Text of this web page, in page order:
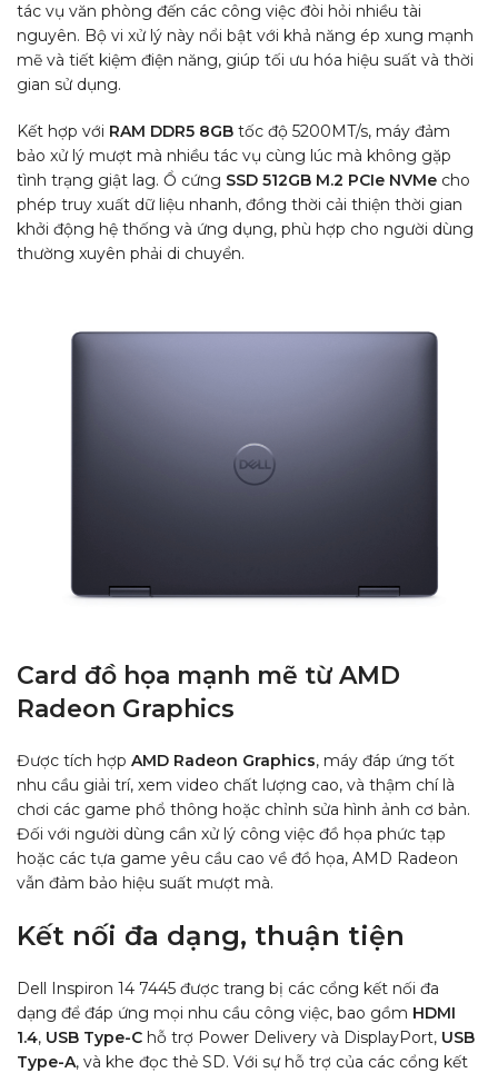
tác vụ văn phòng đến các công việc đòi hỏi nhiều tài
nguyên. Bộ vi xử lý này nổi bật với khả năng ép xung mạnh
mẽ và tiết kiệm điện năng, giúp tối ưu hóa hiệu suất và thời
gian sử dụng.
Kết hợp với RAM DDR5 8GB tốc độ 5200MT/s, máy đảm
bảo xử lý mượt mà nhiều tác vụ cùng lúc mà không gặp
tình trạng giật lag. Ổ cứng SSD 512GB M.2 PCIe NVMe cho
phép truy xuất dữ liệu nhanh, đồng thời cải thiện thời gian
khởi động hệ thống và ứng dụng, phù hợp cho người dùng
thường xuyên phải di chuyển.
Card đồ họa mạnh mẽ từ AMD
Radeon Graphics
Được tích hợp AMD Radeon Graphics, máy đáp ứng tốt
nhu cầu giải trí, xem video chất lượng cao, và thậm chí là
chơi các game phổ thông hoặc chỉnh sửa hình ảnh cơ bản.
Đối với người dùng cần xử lý công việc đồ họa phức tạp
hoặc các tựa game yêu cầu cao về đồ họa, AMD Radeon
vẫn đảm bảo hiệu suất mượt mà.
Kết nối đa dạng, thuận tiện
Dell Inspiron 14 7445 được trang bị các cổng kết nối đa
dạng để đáp ứng mọi nhu cầu công việc, bao gồm HDMI
1.4, USB Type-C hỗ trợ Power Delivery và DisplayPort, USB
Type-A, và khe đọc thẻ SD. Với sự hỗ trợ của các cổng kết